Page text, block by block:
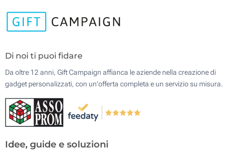
Di noi ti puoi fidare
Da oltre 12 anni, Gift Campaign affianca le aziende nella creazione di
gadget personalizzati, con un'offerta completa e un servizio su misura.
Idee, guide e soluzioni